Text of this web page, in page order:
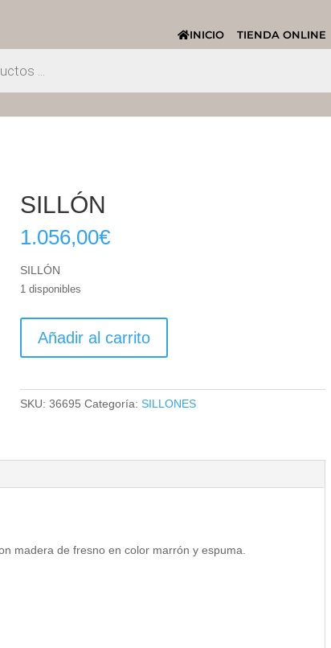
INICIO TIENDA ONLINE
SILLÓN
1.056,00€
SILLÓN
1 disponibles
cantidad
Añadir al carrito
SKU:36695 Categoría:SILLONES
madera de fresno en color marrón y espuma.